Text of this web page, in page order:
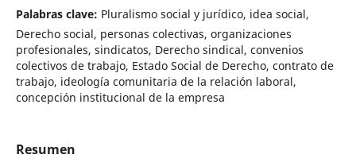
Palabras clave: Pluralismo social y jurídico, idea social,
Derecho social, personas colectivas, organizaciones
profesionales, sindicatos, Derecho sindical, convenios
colectivos de trabajo, Estado Social de Derecho, contrato de
trabajo, ideología comunitaria de la relación laboral,
concepción institucional de la empresa
Resumen